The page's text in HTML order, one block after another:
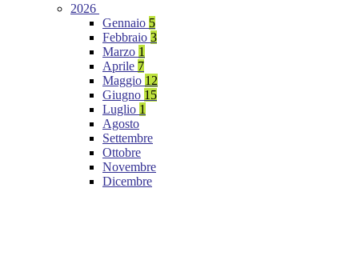
2026
Gennaio 5
Febbraio 3
Marzo 1
Aprile 7
Maggio 12
Giugno 15
Luglio 1
Agosto
Settembre
Ottobre
Novembre
Dicembre